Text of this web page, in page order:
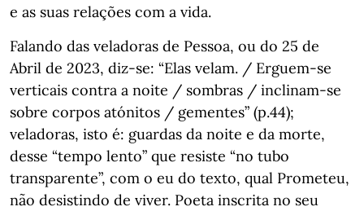
e as suas relações com a vida.
Falando das veladoras de Pessoa, ou do 25 de
Abril de 2023, diz-se: “Elas velam. / Erguem-se
verticais contra a noite / sombras / inclinam-se
sobre corpos atónitos / gementes” (p.44);
veladoras, isto é: guardas da noite e da morte,
desse “tempo lento” que resiste “no tubo
transparente”, com o eu do texto, qual Prometeu,
não desistindo de viver. Poeta inscrita no seu